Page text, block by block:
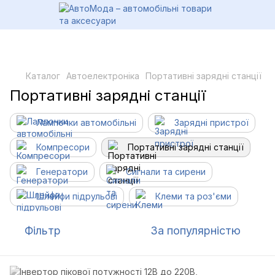
Каталог Автоелектроніка Портативні зарядні станції
Портативні зарядні станції
Лампочки автомобільні Зарядні пристрої
Компресори Портативні зарядні станції
Генератори Сигнали та сирени
Шлейфи підрульові Клеми та роз'єми
Фільтр За популярністю